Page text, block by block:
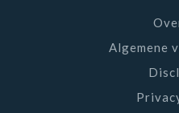
Algemene